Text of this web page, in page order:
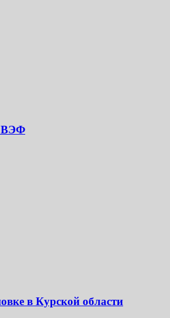
ВЭФ
в Курской области